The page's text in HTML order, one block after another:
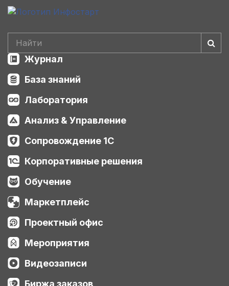
Журнал
База знаний
Лаборатория
Анализ & Управление
Сопровождение 1С
Корпоративные решения
Обучение
Маркетплейс
Проектный офис
Мероприятия
Видеозаписи
Биржа заказов